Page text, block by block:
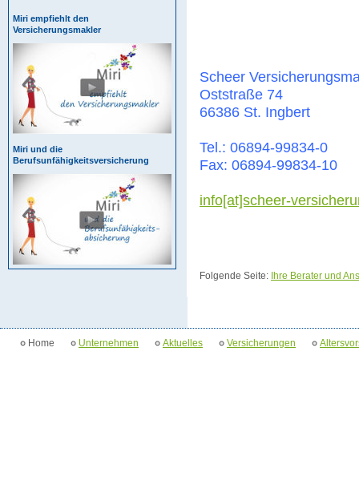
Scheer
Oststraße 74
66386 St. Ingbert
Tel.: 06894-99834-0
Fax: 06894-99834-10
info[at]scheer-
Folgende Seite: Ihre Berater und
Miri empfiehlt den
Versicherungsmakler
Miri und die
Berufsunfähigkeitsversicherung
Home Unternehmen Aktuelles Versicherungen